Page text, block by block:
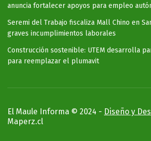
anuncia fortalecer apoyos para empleo
Seremi del Trabajo fiscaliza Mall Chino en
graves incumplimientos laborales
Construcción sostenible: UTEM desarrolla
para reemplazar el plumavit
El Maule Informa © 2024 - Diseño y
Maperz.cl